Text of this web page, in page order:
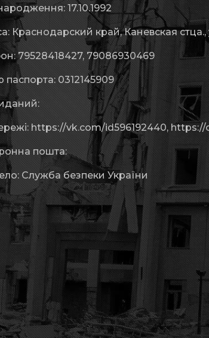
17.10.1992
Краснодарский край, Каневская стца.,
79528418427, 79086930469
0312145909
https://vk.com/id596192440,
пошта:
Служба безпеки України